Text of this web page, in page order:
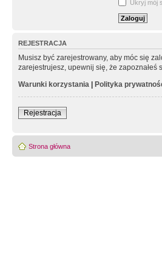
Ukryj mój
REJESTRACJA
Musisz być zarejestrowany, aby móc się
zarejestrujesz, upewnij się, że
Warunki korzystania | Polityka
Rejestracja
Strona główna